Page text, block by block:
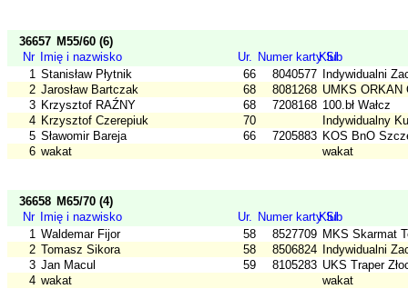
36657 M55/60 (6)
Nr
Imię i nazwisko Ur. Numer karty SI
Klub
1 Stanisław Płytnik 66 8040577
Indywidualni
2 Jarosław Bartczak 68 8081268 UMKS ORKAN
3 Krzysztof RAŹNY 68 7208168 100.bł Wałcz
4 Krzysztof Czerepiuk 70
Indywidualny
5 Sławomir Bareja 66 7205883 KOS BnO
6 wakat wakat
36658 M65/70 (4)
Nr
Imię i nazwisko Ur. Numer karty SI
Klub
1 Waldemar Fijor 58 8527709 MKS Skarmat
2 Tomasz Sikora 58 8506824
Indywidualni
3 Jan Macul 59 8105283 UKS Traper
4 wakat wakat